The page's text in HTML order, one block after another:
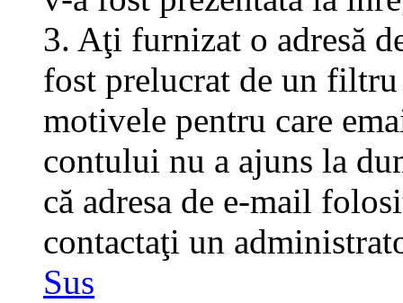
3. Aţi furnizat o adresă
fost prelucrat de un
motivele pentru care
contului nu a ajuns la
că adresa de e-mail
contactaţi un
Sus